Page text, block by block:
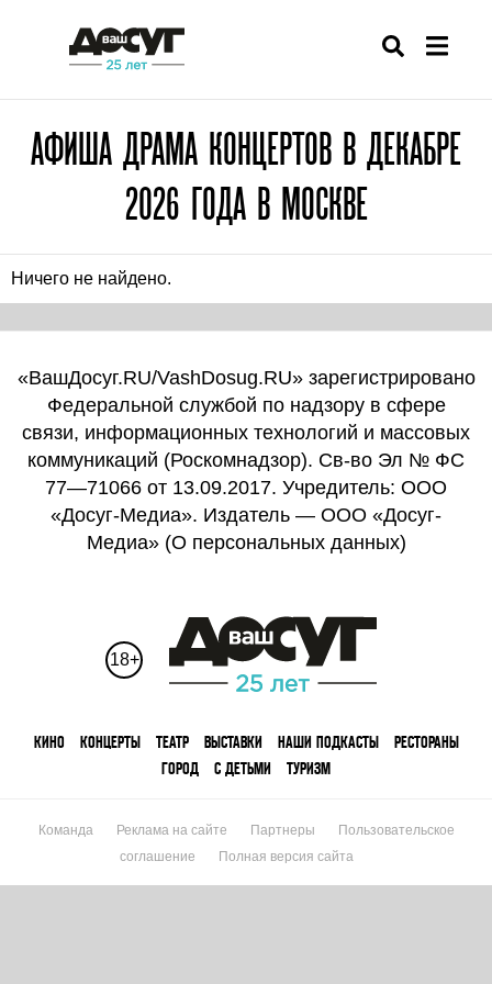
АФИША ДРАМА КОНЦЕРТОВ В ДЕКАБРЕ
2026 ГОДА В МОСКВЕ
Ничего не найдено.
«ВашДосуг.RU/VashDosug.RU» зарегистрировано
Федеральной службой по надзору в сфере
связи, информационных технологий и массовых
коммуникаций (Роскомнадзор). Св-во Эл № ФС
77—71066 от 13.09.2017. Учредитель: ООО
«Досуг-Медиа». Издатель — ООО «Досуг-
Медиа» (О персональных данных)
18+
КИНО КОНЦЕРТЫ ТЕАТР ВЫСТАВКИ НАШИ ПОДКАСТЫ
РЕСТОРАНЫ
ГОРОД
С ДЕТЬМИ ТУРИЗМ
Команда Реклама на сайте Партнеры
Пользовательское
соглашение
Полная версия сайта